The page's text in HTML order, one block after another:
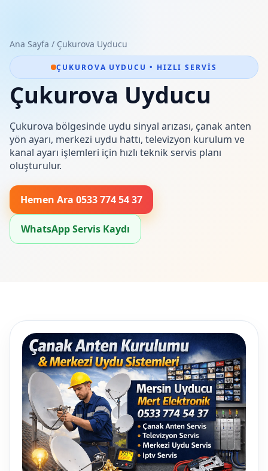
Ana Sayfa / Çukurova Uyducu
ÇUKUROVA UYDUCU • HIZLI SERVIS
Çukurova Uyducu
Çukurova bölgesinde uydu sinyal arızası, çanak anten
yön ayarı, merkezi uydu hattı, televizyon kurulum ve
kanal ayarı işlemleri için hızlı teknik servis planı
oluşturulur.
Hemen Ara 0533 774 54 37
WhatsApp Servis Kaydı